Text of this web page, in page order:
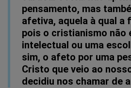
pensamento, mas
afetiva, aquela à qual a
pois o cristianismo não
intelectual ou uma
sim, o afeto por uma
Cristo que veio ao
decidiu nos chamar de